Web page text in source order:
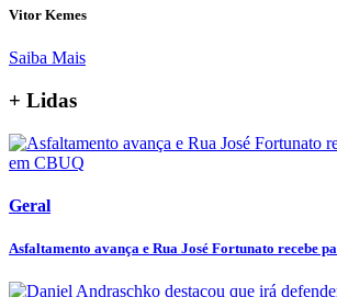
Vitor Kemes
Saiba Mais
+ Lidas
Geral
Asfaltamento avança e Rua José Fortunato recebe